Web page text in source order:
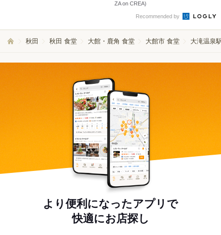
ZA on CREA)
Recommended by
秋田 秋田 食堂 大館・鹿角 食堂 大館市 食堂 大滝温泉
より便利になったアプリで
快適にお店探し